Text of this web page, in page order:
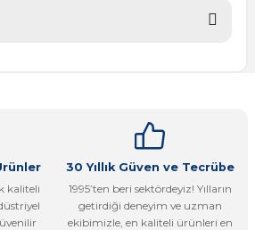
teşekkür ederiz.
bozuk veya görüntülenemiyor.
eksik bilgiler bulunuyor.
bulunuyor.
kaliteli
30 Yıllık Güven ve Tecrübe
1995’ten beri sektördeyiz! Yılların
getirdiği deneyim ve uzman
ekibimizle, en kaliteli ürünleri en